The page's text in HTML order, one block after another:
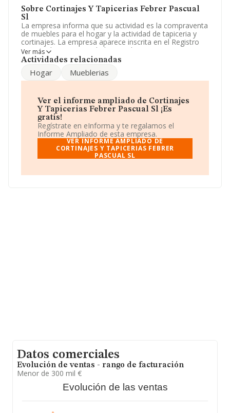
Sobre Cortinajes Y Tapicerias Febrer Pascual
Sl
La empresa informa que su actividad es la compraventa
de muebles para el hogar y la actividad de tapiceria y
cortinajes. La empresa aparece inscrita en el Registro
Mercantil como Sociedad Limitada. Tiene CNAE: 4615 -
'Intermediarios del comercio de muebles, artículos para
mercados exteriores.
a los datos disponibles en INFORMA, ese número ha
estado por encima de la media de sector.
Es posible ponerse en contacto con la empresa a través
del teléfono 964452528 y su página web es
www.cortinasytapiceriasfebrerpascual.com.
La sociedad españolaCortinajes y Tapicerias Febrer
establecido en Avenida De La Llibertad núm. 24 Bajos,
Ver más
Actividades relacionadas
Hogar Mueblerias
Ver el informe ampliado de Cortinajes
Y Tapicerias Febrer Pascual Sl ¡Es
gratis!
Regístrate en eInforma y te regalamos el
Informe Ampliado de esta empresa.
VER INFORME AMPLIADO DE
CORTINAJES Y TAPICERIAS FEBRER
PASCUAL SL
Datos comerciales
Evolución de ventas - rango de facturación
Menor de 300 mil €
Evolución de las ventas